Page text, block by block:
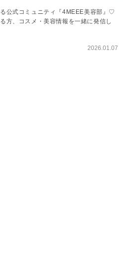
公式コミュニティ『4MEEE美容部』♡
方、コスメ・美容情報を一緒に発信し
2026.01.07